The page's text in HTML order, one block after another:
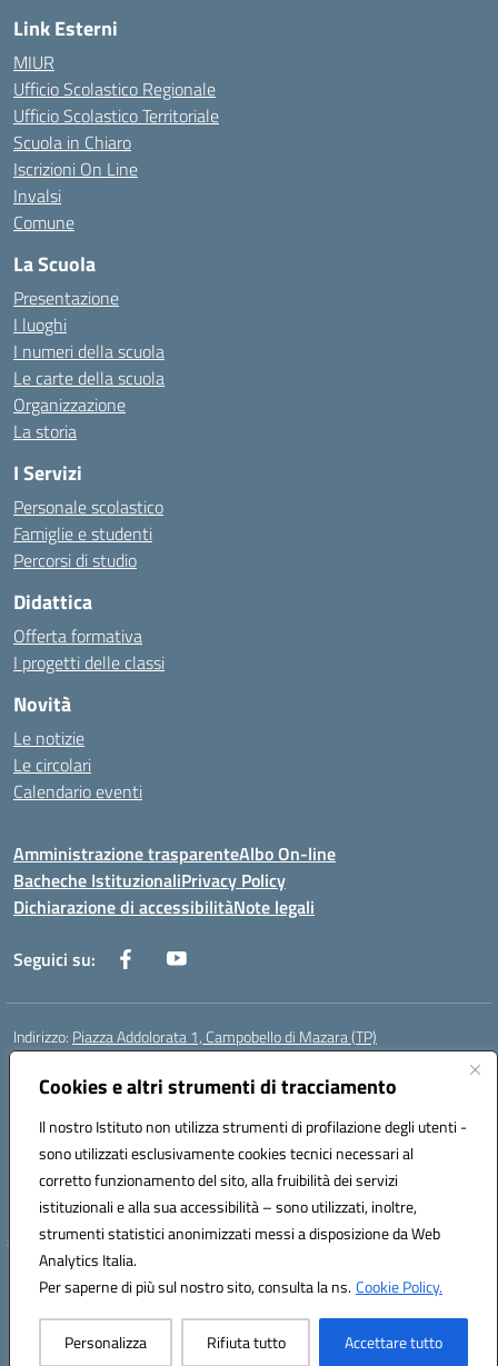
Cookies e altri strumenti di tracciamento
Il nostro Istituto non utilizza strumenti di profilazione degli utenti -
sono utilizzati esclusivamente cookies tecnici necessari al
corretto funzionamento del sito, alla fruibilità dei servizi
istituzionali e alla sua accessibilità – sono utilizzati, inoltre,
strumenti statistici anonimizzati messi a disposizione da Web
Analytics Italia.
Per saperne di più sul nostro sito, consulta la ns.Cookie Policy.
Personalizza Rifiuta tutto Accettare tutto
Link Esterni
MIUR
Ufficio Scolastico Regionale
Ufficio Scolastico Territoriale
Scuola in Chiaro
Iscrizioni On Line
Invalsi
Comune
La Scuola
Presentazione
I luoghi
I numeri della scuola
Le carte della scuola
Organizzazione
La storia
I Servizi
Personale scolastico
Famiglie e studenti
Percorsi di studio
Didattica
Offerta formativa
I progetti delle classi
Novità
Le notizie
Le circolari
Calendario eventi
Amministrazione trasparenteAlbo On-line
Bacheche IstituzionaliPrivacy Policy
Dichiarazione di accessibilitàNote legali
Seguici su:
Indirizzo: Piazza Addolorata 1, Campobello di Mazara (TP)
Centralino:
Posta elettronica certificata (PEC):tpic81800e@pec.istruzione.it
Codice fiscale: 81000910810
Codice meccanografico:TPIC81800E
Codice Indice delle Pubbliche Amministrazioni (IPA): istsc_tpic81800e
Codice unico di fatturazione (CUF): BAFXZG
Hosting & Powered by 3D Solution S.r.l.
Concept & Design by Designers Italia